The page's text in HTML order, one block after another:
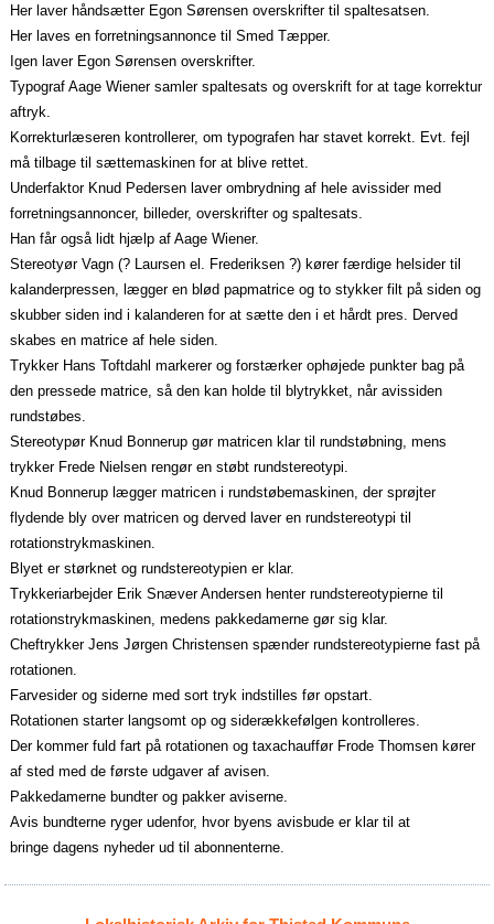
Her laver håndsætter Egon Sørensen overskrifter til spaltesatsen.
Her laves en forretningsannonce til Smed Tæpper.
Igen laver Egon Sørensen overskrifter.
Typograf Aage Wiener samler spaltesats og overskrift for at tage korrektur
aftryk.
Korrekturlæseren kontrollerer, om typografen har stavet korrekt. Evt. fejl
må tilbage til sættemaskinen for at blive rettet.
Underfaktor Knud Pedersen laver ombrydning af hele avissider med
forretningsannoncer, billeder, overskrifter og spaltesats.
Han får også lidt hjælp af Aage Wiener.
Stereotyør Vagn (? Laursen el. Frederiksen ?) kører færdige helsider til
kalanderpressen, lægger en blød papmatrice og to stykker filt på siden og
skubber siden ind i kalanderen for at sætte den i et hårdt pres. Derved
skabes en matrice af hele siden.
Trykker Hans Toftdahl markerer og forstærker ophøjede punkter bag på
den pressede matrice, så den kan holde til blytrykket, når avissiden
rundstøbes.
Stereotypør Knud Bonnerup gør matricen klar til rundstøbning, mens
trykker Frede Nielsen rengør en støbt rundstereotypi.
Knud Bonnerup lægger matricen i rundstøbemaskinen, der sprøjter
flydende bly over matricen og derved laver en rundstereotypi til
rotationstrykmaskinen.
Blyet er størknet og rundstereotypien er klar.
Trykkeriarbejder Erik Snæver Andersen henter rundstereotypierne til
rotationstrykmaskinen, medens pakkedamerne gør sig klar.
Cheftrykker Jens Jørgen Christensen spænder rundstereotypierne fast på
rotationen.
Farvesider og siderne med sort tryk indstilles før opstart.
Rotationen starter langsomt op og siderækkefølgen kontrolleres.
Der kommer fuld fart på rotationen og taxachauffør Frode Thomsen kører
af sted med de første udgaver af avisen.
Pakkedamerne bundter og pakker aviserne.
Avis bundterne ryger udenfor, hvor byens avisbude er klar til at
bringe dagens nyheder ud til abonnenterne.